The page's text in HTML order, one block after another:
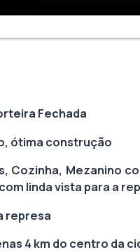
Fechada
ótima construção
Cozinha, Mezanino
linda vista para a
represa
4 km do centro da